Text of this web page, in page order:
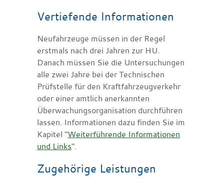
Vertiefende Informationen
Neufahrzeuge müssen in der Regel
erstmals nach drei Jahren zur HU.
Danach müssen Sie die Untersuchungen
alle zwei Jahre bei der Technischen
Prüfstelle für den Kraftfahrzeugverkehr
oder einer amtlich anerkannten
Überwachungsorganisation durchführen
lassen. Informationen dazu finden Sie im
Kapitel "Weiterführende Informationen
und Links".
Zugehörige Leistungen